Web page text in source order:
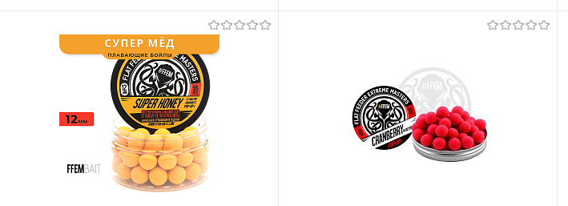
В корзину
Сравнение
В избранное
В наличии
Сравнение
В избранное
В наличии